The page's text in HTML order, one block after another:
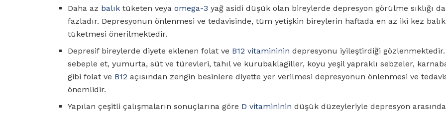
Daha az balık tüketen veyaomega-3 yağ asidi düşük olan bireylerde depresyon görülme sıklığı
fazladır. Depresyonun önlenmesi ve tedavisinde, tüm yetişkin bireylerin haftada en az iki kez balık
tüketmesi önerilmektedir.
Depresif bireylerde diyete eklenen folat ve B12 vitamininin depresyonu iyileştirdiği gözlenmektedir.
sebeple et, yumurta, süt ve türevleri, tahıl ve kurubaklagiller, koyu yeşil yapraklı sebzeler,
gibi folat ve B12 açısından zengin besinlere diyette yer verilmesi depresyonun önlenmesi ve
önemlidir.
Yapılan çeşitli çalışmaların sonuçlarına göre D vitamininin düşük düzeyleriyle depresyon